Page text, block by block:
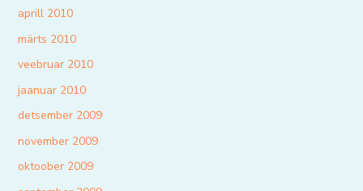
aprill 2010
märts 2010
veebruar 2010
jaanuar 2010
detsember 2009
november 2009
oktoober 2009